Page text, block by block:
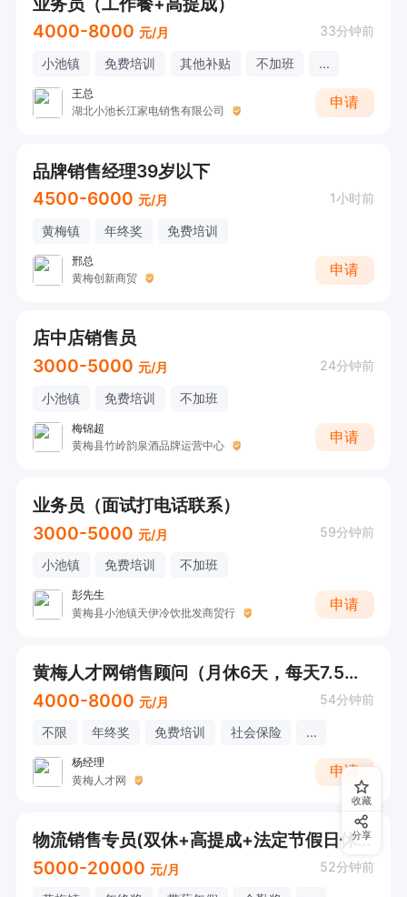
4000-8000 元/月 33分钟前
小池镇 免费培训 其他补贴 不加班 ...
王总
湖北小池长江家电销售有限公司
申请
品牌销售经理39岁以下
4500-6000 元/月 1小时前
黄梅镇 年终奖 免费培训
邢总
黄梅创新商贸
申请
店中店销售员
3000-5000 元/月 24分钟前
小池镇 免费培训 不加班
梅锦超
黄梅县竹岭韵泉酒品牌运营中心
申请
业务员（面试打电话联系）
3000-5000 元/月 59分钟前
小池镇 免费培训 不加班
彭先生
黄梅县小池镇天伊冷饮批发商贸行
申请
黄梅人才网销售顾问（月休6天，每天7.5小时）
4000-8000 元/月 54分钟前
不限 年终奖 免费培训 社会保险 ...
杨经理
黄梅人才网
申请
物流销售专员(双休+高提成+法定节假日休息）
5000-20000 元/月 52分钟前
收藏
分享